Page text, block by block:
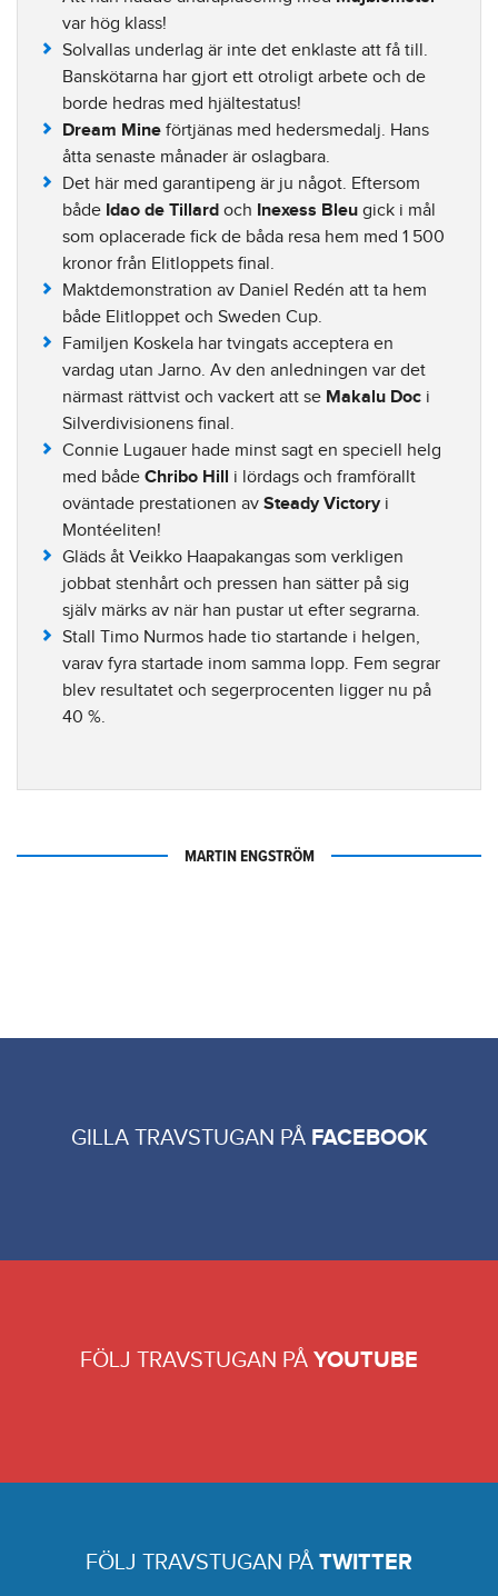
var hög klass!
Solvallas underlag är inte det enklaste att få till.
Banskötarna har gjort ett otroligt arbete och de
borde hedras med hjältestatus!
Dream Mine förtjänas med hedersmedalj. Hans
åtta senaste månader är oslagbara.
Det här med garantipeng är ju något. Eftersom
både Idao de Tillard och Inexess Bleu gick i mål
som oplacerade fick de båda resa hem med 1 500
kronor från Elitloppets final.
Maktdemonstration av Daniel Redén att ta hem
både Elitloppet och Sweden Cup.
Familjen Koskela har tvingats acceptera en
vardag utan Jarno. Av den anledningen var det
närmast rättvist och vackert att se Makalu Doc i
Silverdivisionens final.
Connie Lugauer hade minst sagt en speciell helg
med både Chribo Hill i lördags och framförallt
oväntade prestationen av Steady Victoryi
Montéeliten!
Gläds åt Veikko Haapakangas som verkligen
jobbat stenhårt och pressen han sätter på sig
själv märks av när han pustar ut efter segrarna.
Stall Timo Nurmos hade tio startande i helgen,
varav fyra startade inom samma lopp. Fem segrar
blev resultatet och segerprocenten ligger nu på
40 %.
MARTIN ENGSTRÖM
GILLA TRAVSTUGAN PÅ FACEBOOK
FÖLJ TRAVSTUGAN PÅ YOUTUBE
FÖLJ TRAVSTUGAN PÅ TWITTER